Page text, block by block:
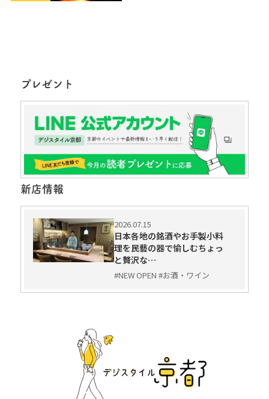
プレゼント
新店情報
2026.07.15
日本各地の銘酒やお手製小料
理を民藝の器で愉しむちょっ
と贅沢な…
#NEW OPEN #お酒・ワイン